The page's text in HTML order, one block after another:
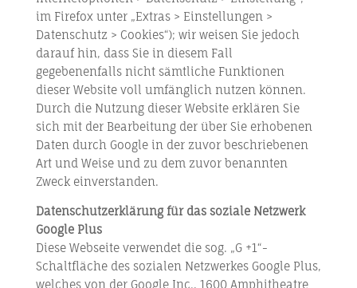
im Firefox unter „Extras > Einstellungen >
Datenschutz > Cookies“); wir weisen Sie jedoch
darauf hin, dass Sie in diesem Fall
gegebenenfalls nicht sämtliche Funktionen
dieser Website voll umfänglich nutzen können.
Durch die Nutzung dieser Website erklären Sie
sich mit der Bearbeitung der über Sie erhobenen
Daten durch Google in der zuvor beschriebenen
Art und Weise und zu dem zuvor benannten
Zweck einverstanden.
Datenschutzerklärung für das soziale Netzwerk
Google Plus
Diese Webseite verwendet die sog. „G +1“-
Schaltfläche des sozialen Netzwerkes Google Plus,
welches von der Google Inc., 1600 Amphitheatre